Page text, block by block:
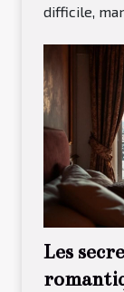
difficile,
Les